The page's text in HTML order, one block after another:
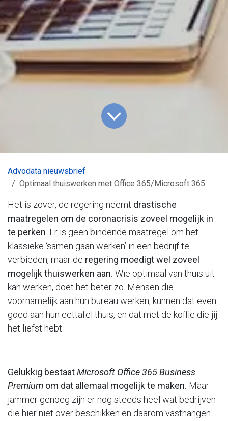
Advodata nieuwsbrief
Optimaal thuiswerken met Office 365/Microsoft 365
Het is zover, de regering neemt drastische
maatregelen om de coronacrisis zoveel mogelijk in
te perken. Er is geen bindende maatregel om het
klassieke ‘samen gaan werken’ in een bedrijf te
verbieden, maar de regering moedigt wel zoveel
mogelijk thuiswerken aan. Wie optimaal van thuis uit
kan werken, doet het beter zo. Mensen die
voornamelijk aan hun bureau werken, kunnen dat even
goed aan hun eettafel thuis, en dat met de koffie die jij
het liefst hebt.
Gelukkig bestaatMicrosoft Office 365 Business
Premium om dat allemaal mogelijk te maken. Maar
jammer genoeg zijn er nog steeds heel wat bedrijven
die hier niet over beschikken en daarom vasthangen